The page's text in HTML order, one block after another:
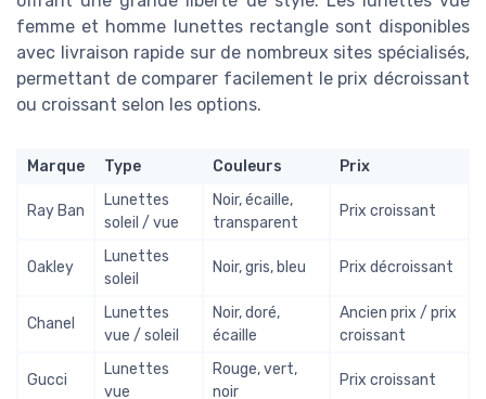
femme et homme lunettes rectangle sont disponibles
avec livraison rapide sur de nombreux sites spécialisés,
permettant de comparer facilement le prix décroissant
ou croissant selon les options.
Marque Type Couleurs Prix
Ray Ban
Lunettes
soleil / vue
Noir, écaille,
transparent
Prix croissant
Oakley
Lunettes
soleil
Noir, gris, bleu Prix décroissant
Chanel
Lunettes
vue / soleil
Noir, doré,
écaille
Ancien prix / prix
croissant
Gucci
Lunettes
vue
Rouge, vert,
noir
Prix croissant